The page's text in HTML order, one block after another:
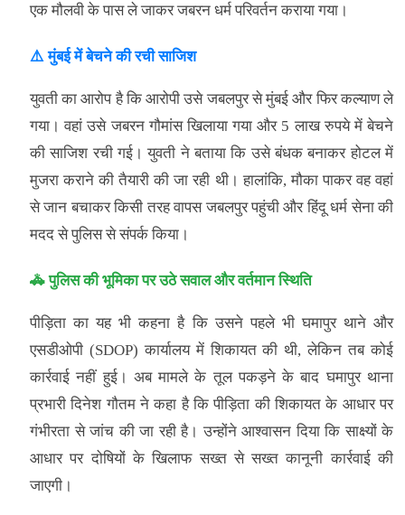
एक मौलवी के पास ले जाकर जबरन धर्म परिवर्तन कराया गया।
⚠️ मुंबई में बेचने की रची साजिश
युवती का आरोप है कि आरोपी उसे जबलपुर से मुंबई और फिर कल्याण ले
गया। वहां उसे जबरन गौमांस खिलाया गया और 5 लाख रुपये में बेचने
की साजिश रची गई। युवती ने बताया कि उसे बंधक बनाकर होटल में
मुजरा कराने की तैयारी की जा रही थी। हालांकि, मौका पाकर वह वहां
से जान बचाकर किसी तरह वापस जबलपुर पहुंची और हिंदू धर्म सेना की
मदद से पुलिस से संपर्क किया।
🚓 पुलिस की भूमिका पर उठे सवाल और वर्तमान स्थिति
पीड़िता का यह भी कहना है कि उसने पहले भी घमापुर थाने और
एसडीओपी (SDOP) कार्यालय में शिकायत की थी, लेकिन तब कोई
कार्रवाई नहीं हुई। अब मामले के तूल पकड़ने के बाद घमापुर थाना
प्रभारी दिनेश गौतम ने कहा है कि पीड़िता की शिकायत के आधार पर
गंभीरता से जांच की जा रही है। उन्होंने आश्वासन दिया कि साक्ष्यों के
आधार पर दोषियों के खिलाफ सख्त से सख्त कानूनी कार्रवाई की
जाएगी।